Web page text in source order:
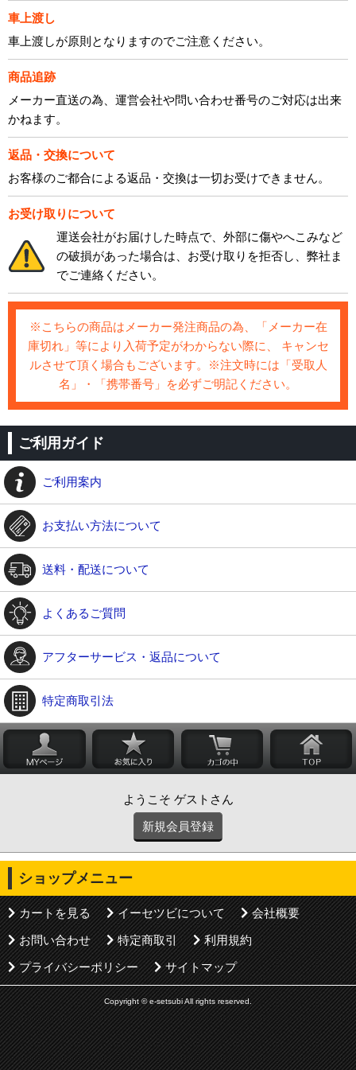
車上渡し
車上渡しが原則となりますのでご注意ください。
商品追跡
メーカー直送の為、運営会社や問い合わせ番号のご対応は出来
かねます。
返品・交換について
お客様のご都合による返品・交換は一切お受けできません。
お受け取りについて
運送会社がお届けした時点で、外部に傷やへこみなど
の破損があった場合は、お受け取りを拒否し、弊社ま
でご連絡ください。
※こちらの商品はメーカー発注商品の為、「メーカー在
庫切れ」等により入荷予定がわからない際に、 キャンセ
ルさせて頂く場合もございます。※注文時には「受取人
名」・「携帯番号」を必ずご明記ください。
ご利用ガイド
ご利用案内
お支払い方法について
送料・配送について
よくあるご質問
アフターサービス・返品について
特定商取引法
ようこそ ゲストさん
新規会員登録
ショップメニュー
カートを見る イーセツビについて
会社概要
お問い合わせ
特定商取引
利用規約
プライバシーポリシー
サイトマップ
Copyright © e-setsubi All rights reserved.